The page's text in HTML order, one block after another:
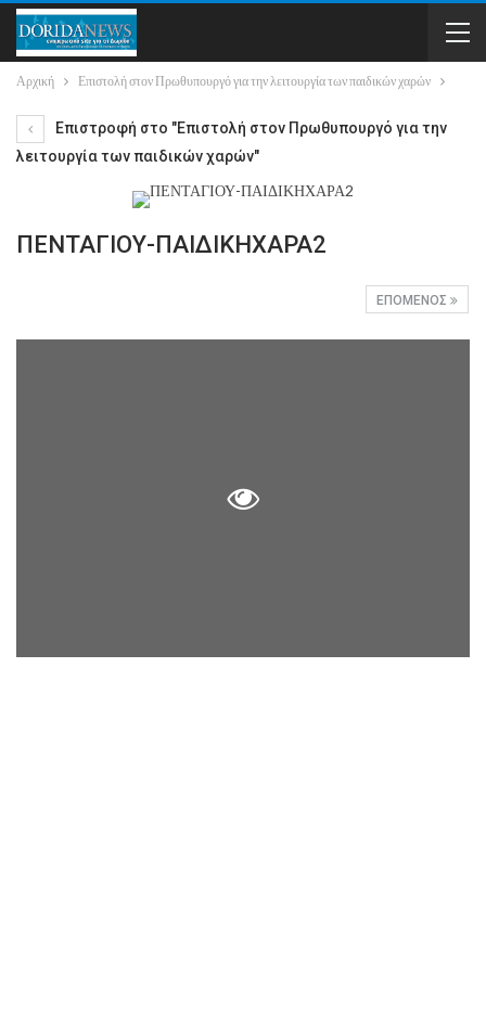
Αρχική Επιστολή στον Πρωθυπουργό για την λειτουργία των παιδικών χαρών
Επιστροφή στο "Επιστολή στον Πρωθυπουργό για την
λειτουργία των παιδικών χαρών"
ΠΕΝΤΑΓΙΟΥ-ΠΑΙΔΙΚΗΧΑΡΑ2
ΕΠΌΜΕΝΟΣ